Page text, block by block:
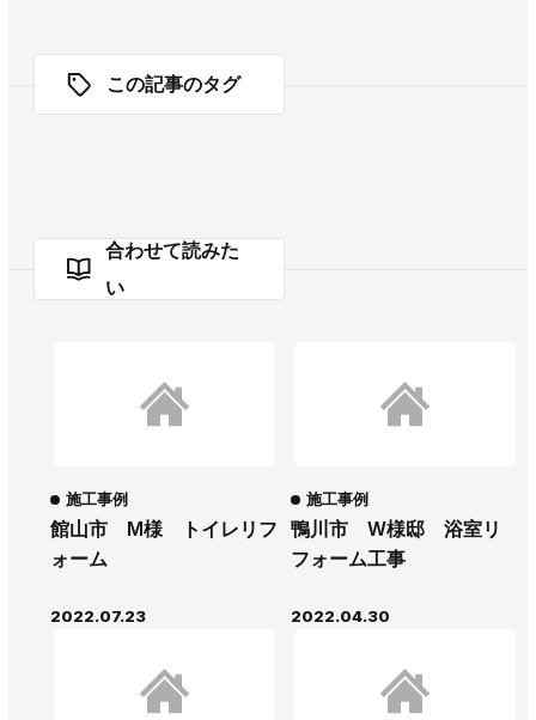
この記事のタグ
合わせて読みた
い
館山市 M様 トイレリフ
ォーム
施工事例
2022.07.23
鴨川市 W様邸 浴室リ
フォーム工事
施工事例
2022.04.30